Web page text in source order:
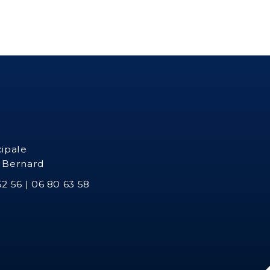
douche
Installation d'un adoucisseur d'eau sanitaire ou d'un
Bernard
56 | 06 80 63 58